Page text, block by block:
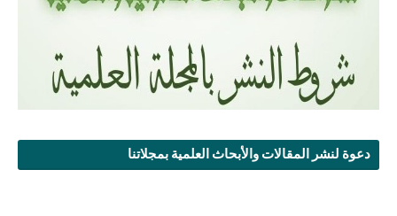
دعوة لنشر المقالات والأبحاث العلمية بمجلاتنا